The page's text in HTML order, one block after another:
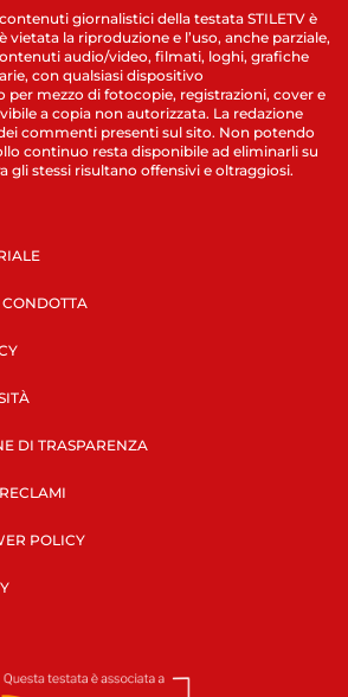
giornalistici della testata STILETV è
vietata la riproduzione e l’uso, anche parziale,
audio/video, filmati, loghi, grafiche
con qualsiasi dispositivo
per mezzo di fotocopie, registrazioni, cover e
a copia non autorizzata. La redazione
commenti presenti sul sito. Non potendo
continuo resta disponibile ad eliminarli su
gli stessi risultano offensivi e oltraggiosi.
DI TRASPARENZA
POLICY